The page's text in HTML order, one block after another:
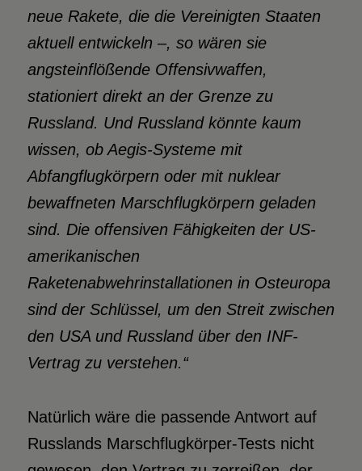
neue Rakete, die die Vereinigten Staaten
aktuell entwickeln –, so wären sie
angsteinflößende Offensivwaffen,
stationiert direkt an der Grenze zu
Russland. Und Russland könnte kaum
wissen, ob Aegis-Systeme mit
Abfangflugkörpern oder mit nuklear
bewaffneten Marschflugkörpern geladen
sind. Die offensiven Fähigkeiten der US-
amerikanischen
Raketenabwehrinstallationen in Osteuropa
sind der Schlüssel, um den Streit zwischen
den USA und Russland über den INF-
Vertrag zu verstehen.“
Natürlich wäre die passende Antwort auf
Russlands Marschflugkörper-Tests nicht